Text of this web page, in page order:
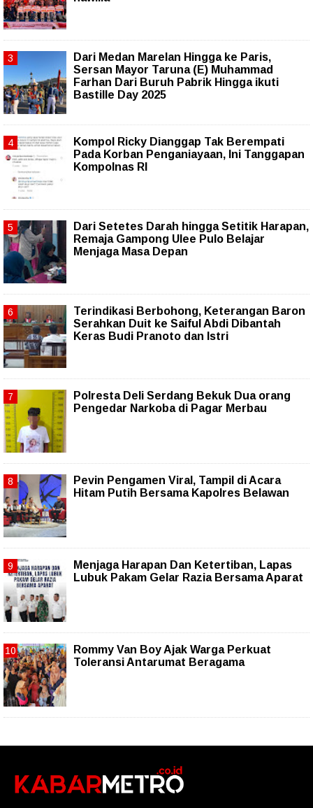
‎Dari Medan Marelan Hingga ke Paris,
Sersan Mayor Taruna (E) Muhammad
Farhan Dari Buruh Pabrik Hingga ikuti
Bastille Day 2025
Kompol Ricky Dianggap Tak Berempati
Pada Korban Penganiayaan, Ini Tanggapan
Kompolnas RI
Dari Setetes Darah hingga Setitik Harapan,
Remaja Gampong Ulee Pulo Belajar
Menjaga Masa Depan
Terindikasi Berbohong, Keterangan Baron
Serahkan Duit ke Saiful Abdi Dibantah
Keras Budi Pranoto dan Istri
Polresta Deli Serdang Bekuk Dua orang
Pengedar Narkoba di Pagar Merbau
Pevin Pengamen Viral, Tampil di Acara
Hitam Putih Bersama Kapolres Belawan
Menjaga Harapan Dan Ketertiban, Lapas
Lubuk Pakam Gelar Razia Bersama Aparat
Rommy Van Boy Ajak Warga Perkuat
Toleransi Antarumat Beragama